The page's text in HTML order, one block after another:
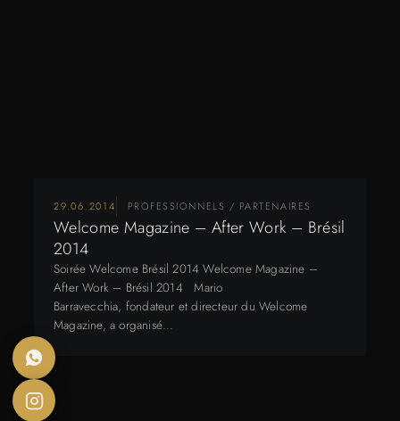
29.06.2014 PROFESSIONNELS / PARTENAIRES
Welcome Magazine – After Work – Brésil
2014
Soirée Welcome Brésil 2014 Welcome Magazine –
After Work – Brésil 2014 Mario
Barravecchia, fondateur et directeur du Welcome
Magazine, a organisé…